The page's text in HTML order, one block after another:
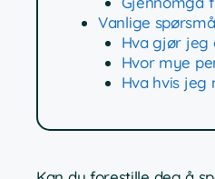
Vanlige
Hva gjør jeg
Hvor mye
Hva hvis jeg